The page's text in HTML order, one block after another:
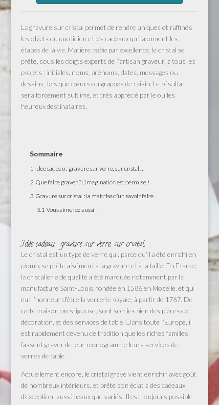
La gravure sur cristal permet de rendre uniques et raffinés
les objets du quotidien et les cadeaux qui jalonnent les
étapes de la vie. Matière noble par excellence, le cristal se
prête, sous les doigts experts de l’artisan graveur, à tous les
projets : initiales, noms, prénoms, dates, messages ou
dessins, tels que cœurs ou grappes de raisin. Le résultat
sera forcément sublime, et très apprécié par le ou les
heureux destinataires.
Sommaire
1 Idée cadeau : gravure sur verre, sur cristal,…
2 Que faire graver ? L’imagination est permise !
3 Gravure sur cristal : la maîtrise d’un savoir faire
3.1 Vous aimerez aussi :
Idée cadeau : gravure sur verre, sur cristal,…
Le cristal est un type de verre qui, parce qu’il a été enrichi en
plomb, se prête aisément à la gravure et à la taille. En France,
la cristallerie de qualité a été marquée notamment par la
manufacture Saint-Louis, fondée en 1586 en Moselle, et qui
eut l’honneur d’être la verrerie royale, à partir de 1767. De
cette maison prestigieuse, sont sorties bien des pièces de
décoration, et des services de table. Dans toute l’Europe, il
est rapidement devenu de tradition que les riches familles
fassent graver de leur monogramme leurs services de
verres de table.
Actuellement encore, le cristal gravé vient enrichir avec goût
de nombreux intérieurs, et prête son éclat à des cadeaux
d’exception, aussi beaux que variés. Il est toujours possible